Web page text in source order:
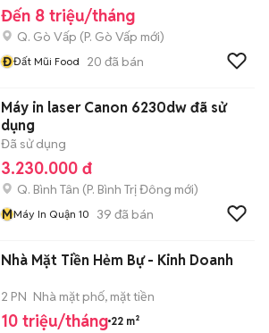
Đến 8 triệu/tháng
Q. Gò Vấp (P. Gò Vấp mới)
ĐĐất Mũi Food 20 đã bán
Máy in laser Canon 6230dw đã sử
dụng
Đã sử dụng
3.230.000 đ
Q. Bình Tân (P. Bình Trị Đông mới)
MMáy In Quận 10 39 đã bán
Nhà Mặt Tiền Hẻm Bự - Kinh Doanh
2 PN Nhà mặt phố, mặt tiền
10 triệu/tháng 22 m²